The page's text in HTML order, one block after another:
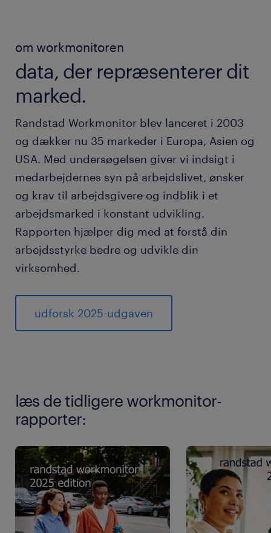
om workmonitoren
data, der repræsenterer dit
marked.
Randstad Workmonitor blev lanceret i 2003
og dækker nu 35 markeder i Europa, Asien og
USA. Med undersøgelsen giver vi indsigt i
medarbejdernes syn på arbejdslivet, ønsker
og krav til arbejdsgivere og indblik i et
arbejdsmarked i konstant udvikling.
Rapporten hjælper dig med at forstå din
arbejdsstyrke bedre og udvikle din
virksomhed.
udforsk 2025-udgaven
læs de tidligere workmonitor-
rapporter: